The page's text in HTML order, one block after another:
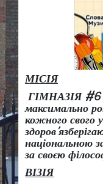
МІСІЯ
ГІМНАЗІЯ #6
максимально
кожного свого
здоров’
національною
за своєю
ВІЗІЯ